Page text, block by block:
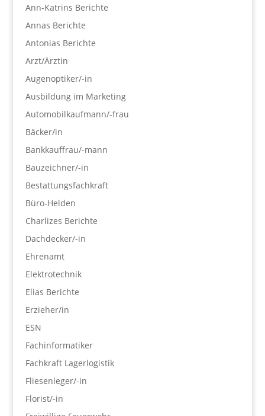
Ann-Katrins Berichte
Annas Berichte
Antonias Berichte
Arzt/Ärztin
Augenoptiker/-in
Ausbildung im Marketing
Automobilkaufmann/-frau
Bäcker/in
Bankkauffrau/-mann
Bauzeichner/-in
Bestattungsfachkraft
Büro-Helden
Charlizes Berichte
Dachdecker/-in
Ehrenamt
Elektrotechnik
Elias Berichte
Erzieher/in
ESN
Fachinformatiker
Fachkraft Lagerlogistik
Fliesenleger/-in
Florist/-in